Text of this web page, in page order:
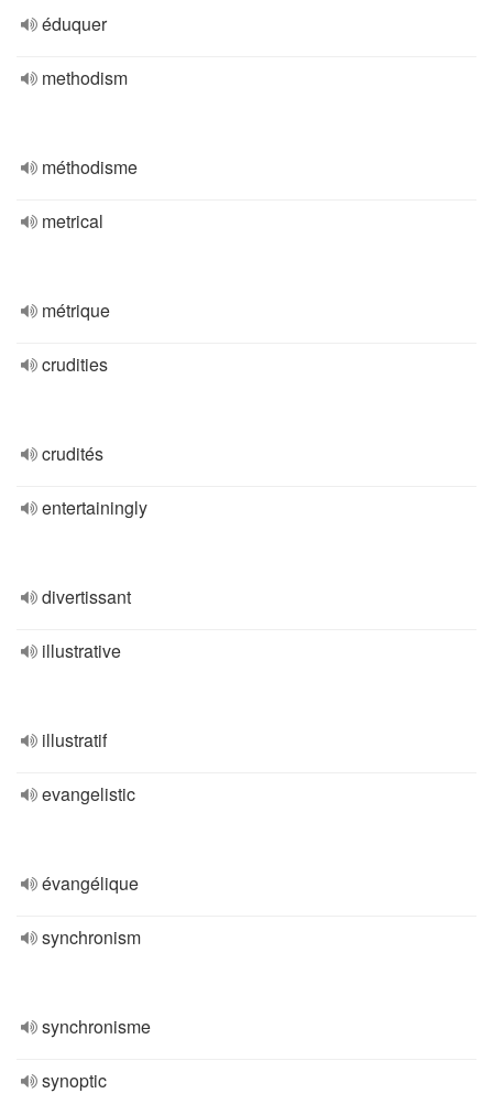
éduquer
methodism
méthodisme
metrical
métrique
crudities
crudités
entertainingly
divertissant
illustrative
illustratif
evangelistic
évangélique
synchronism
synchronisme
synoptic